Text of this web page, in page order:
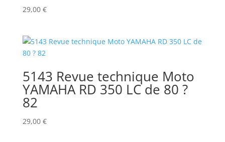
29,00 €
5143 Revue technique Moto
YAMAHA RD 350 LC de 80 ?
82
29,00 €